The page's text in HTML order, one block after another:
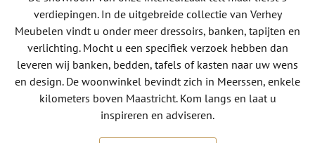
verdiepingen. In de uitgebreide collectie van Verhey
Meubelen vindt u onder meer dressoirs, banken, tapijten en
verlichting. Mocht u een specifiek verzoek hebben dan
leveren wij banken, bedden, tafels of kasten naar uw wens
en design. De woonwinkel bevindt zich in Meerssen, enkele
kilometers boven Maastricht. Kom langs en laat u
inspireren en adviseren.